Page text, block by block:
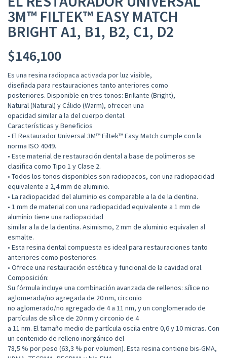
3M™ FILTEK™ EASY MATCH
BRIGHT A1, B1, B2, C1, D2
$146,100
Es una resina radiopaca activada por luz visible,
diseñada para restauraciones tanto anteriores como
posteriores. Disponible en tres tonos: Brillante (Bright),
Natural (Natural) y Cálido (Warm), ofrecen una
opacidad similar a la del cuerpo dental.
Características y Beneficios
• El Restaurador Universal 3M™ Filtek™ Easy Match cumple con la
norma ISO 4049.
• Este material de restauración dental a base de polímeros se
clasifica como Tipo 1 y Clase 2.
• Todos los tonos disponibles son radiopacos, con una radiopacidad
equivalente a 2,4 mm de aluminio.
• La radiopacidad del aluminio es comparable a la de la dentina.
• 1 mm de material con una radiopacidad equivalente a 1 mm de
aluminio tiene una radiopacidad
similar a la de la dentina. Asimismo, 2 mm de aluminio equivalen al
esmalte.
• Esta resina dental compuesta es ideal para restauraciones tanto
anteriores como posteriores.
• Ofrece una restauración estética y funcional de la cavidad oral.
Composición:
Su fórmula incluye una combinación avanzada de rellenos: sílice no
aglomerada/no agregada de 20 nm, circonio
no aglomerado/no agregado de 4 a 11 nm, y un conglomerado de
partículas de sílice de 20 nm y circonio de 4
a 11 nm. El tamaño medio de partícula oscila entre 0,6 y 10 micras. Con
un contenido de relleno inorgánico del
78,5 % por peso (63,3 % por volumen). Esta resina contiene bis-GMA,